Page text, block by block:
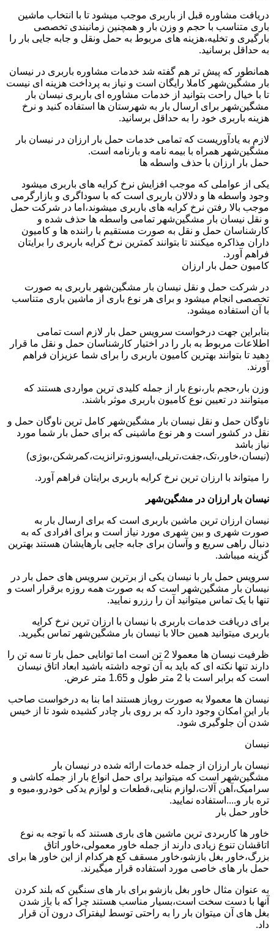
دریافت مشاوره قبل از باربری موجب میشود تا با انتخاب ماشین
باری متناسب با حجم و وزن بار و همچنین زمانبندی تخصصی
بارگیری و تخلیه،هزینه های مربوط به حمل ونقل و جابه جایی بار را
به حداقل برسانید.
همانطور که پیش تر هم گفته شد خدمات مشاوره باربری در نیسان
بار مشگین‌شهر کاملا رایگان است و نیاز به پرداخت هزینه ای نیست
تا با خیال راحت بتوانید از خدمات مشاوره ای باربری نیسان بار
مشگین‌شهر برای ارسال بار به شهرستان ها استفاده کنید و نرخ
هزینه باربری خود را به حداقل برسانید.
لازم به یادآوریست که تمامی خدمات حمل بار ارزان در نیسان بار
مشگین‌شهر همراه با بیمه نامه و بارنامه است.
حمل بار ارزان با حذف واسطه ها
یکی از عواملی که موجب افزایش نرخ کرایه های باربری میشود
وجود واسطه ها و دلالان باربری است که با سوداگری و بازارگرمی
موجب بالا رفتن نرخ کرایه های باربری میشوند،اما در شرکت حمل
و نقل نیسان بار مشگین‌شهر تمامی واسطه ها حذف شده و
کارشناسان حمل و نقل به صورت مستقیم با راننده ها و کامیون
داران مذاکره میکنند تا بتوانند کمترین نرخ کرایه باربری را برایتان
فراهم آورد.
کامیون حمل بار ارزان
در شرکت حمل و نقل نیسان بار مشگین‌شهر باربری به صورت
تخصصی انجام میشود و برای هر نوع باری از ماشین باری متناسب
با آن استفاده میشود.
بنابراین جهت درخواست سرویس حمل بار لازم است تمامی
اطلاعات مربوط به بار را در اختیار کارشناسان حمل و نقل ما قرار
دهید تا بتوانند بهترین کامیون باربری را برای شما عزیزان فراهم
آورند.
وزن بار،حجم بار،نوع بار از جمله کلیدی ترین مواردی هستند که
میتوانند در تعیین نوع کامیون باربری موثر باشند.
ناوگان حمل و نقل نیسان بار مشگین‌شهر کامل ترین ناوگان حمل و
نقل در کشور است و هر نوع ماشینی که برای حمل بار شما مورد
نیاز باشد
(نیسان،خاور،تک،جفت،تریلی،ایسوزو،ترانزیت،کمرشکن،بوژی)
را میتواند با ارزان ترین نرخ کرایه باربری برایتان فراهم آورد.
نیسان بار ارزان در مشگین‌شهر
نیسان ارزان ترین ماشین باربری است که برای ارسال بار به
صورت شهری و بین شهری مورد نیاز است و برای افرادی که به
دنبال راهی سریع و وآسان برای جابه جایی بارهایشان هستند بهترین
گزینه میباشد.
سرویس حمل بار با نیسان یکی از برترین سرویس های حمل بار در
نیسان بار مشگین‌شهر است که به صورت همه روزه برقرار است و
تنها با یک تماس میتوانید آن را رزرو نمایید.
برای دریافت خدمات باربری با نیسان با ارزان ترین نرخ کرایه
باربری میتوانید همین حالا با نیسان بار مشگین‌شهر تماس بگیرید.
ظرفیت نیسان ها معمولا 2 تن است اما توانایی حمل بار تا سه تن را
دارند تنها نکته ای که باید به آن توجه داشته باشید ابعاد اتاق نیسان
است که برابر است با 2 متر طول و 1.65 متر عرض.
نیسان ها معمولا به صورت روباز هستند اما بنا به درخواست صاحب
بار این امکان وجود دارد که بر روی بار چادر کشیده شود تا از خیس
شدن آن جلوگیری شود.
نیسان
نیسان بار ارزان از جمله خدمات ارائه شده در نیسان بار
مشگین‌شهر است که میتوانید برای حمل انواع بار از جمله کاشی و
سرامیک،آهن آلات،لوازم بنایی،قطعات و لوازم یدکی خودرو،میوه و
تره بار و....استفاده نمایید.
خاور حمل بار
خاور ها کاربردی ترین ماشین های باری هستند که با توجه به نوع
اتاقشان تنوع زیادی دارند از جمله خاور معمولی،خاور اتاق
بزرگ،خاور بغل بازشو،خاور مسقف کع هرکدام از این خاور ها برای
حمل بار های خاصی مورد استفاده قرار میگیرند.
به عنوان مثال خاور بغل بازشو برای بار های سنگین که بلند کردن
آنها با دست سخت است،بسیار مناسب هستند چرا که با باز شدن
بغل های آن میتوان بار را به راحتی توسط لیفتراک درون آن قرار
داد.